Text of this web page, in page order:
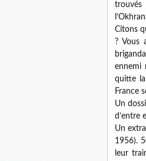
trouvés
Citons
? Vous
ennemi
quitte
France
Un
d’entre
Un
1956).
leur